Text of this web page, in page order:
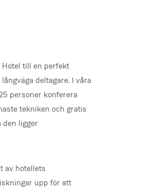
till en perfekt
deltagare. I våra
personer konferera
tekniken och gratis
ligger
av hotellets
upp för att